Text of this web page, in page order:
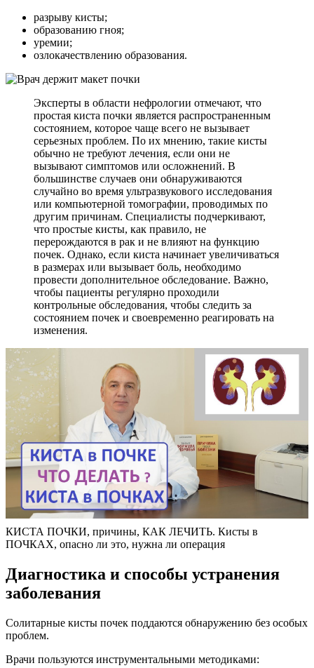
разрыву кисты;
образованию гноя;
уремии;
озлокачествлению образования.
Эксперты в области нефрологии отмечают, что
простая киста почки является распространенным
состоянием, которое чаще всего не вызывает
серьезных проблем. По их мнению, такие кисты
обычно не требуют лечения, если они не
вызывают симптомов или осложнений. В
большинстве случаев они обнаруживаются
случайно во время ультразвукового исследования
или компьютерной томографии, проводимых по
другим причинам. Специалисты подчеркивают,
что простые кисты, как правило, не
перерождаются в рак и не влияют на функцию
почек. Однако, если киста начинает увеличиваться
в размерах или вызывает боль, необходимо
провести дополнительное обследование. Важно,
чтобы пациенты регулярно проходили
контрольные обследования, чтобы следить за
состоянием почек и своевременно реагировать на
изменения.
КИСТА ПОЧКИ, причины, КАК ЛЕЧИТЬ. Кисты в
ПОЧКАХ, опасно ли это, нужна ли операция
Диагностика и способы устранения
заболевания
Солитарные кисты почек поддаются обнаружению без особых
проблем.
Врачи пользуются инструментальными методиками: